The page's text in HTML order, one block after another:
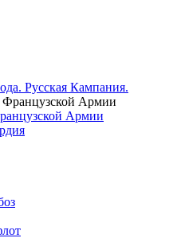
Русская Кампания.
Армии